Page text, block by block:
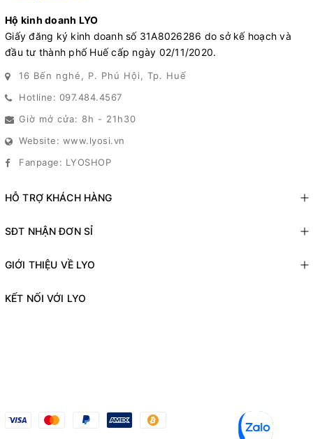
Hộ kinh doanh LYO
Giấy đăng ký kinh doanh số 31A8026286 do sở kế hoạch và
đầu tư thành phố Huế cấp ngày 02/11/2020.
16 Bến nghé, P. Phú Hội, Tp. Huế
Hotline: 097.484.4567
Giờ mở cửa: 8h - 21h30
Website: www.lyosi.vn
Fanpage: LYOSHOP
HỖ TRỢ KHÁCH HÀNG
SĐT NHẬN ĐƠN SỈ
GIỚI THIỆU VỀ LYO
KẾT NỐI VỚI LYO